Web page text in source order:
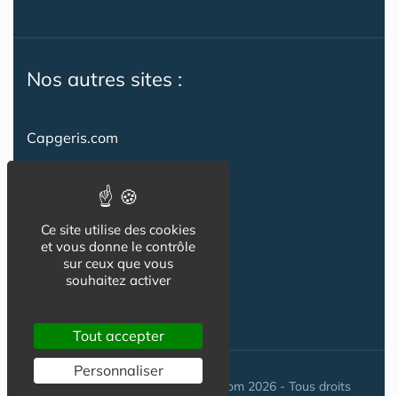
Nos autres sites :
Capgeris.com
Emploi-formation-sante.com
Seniorissimmo.com
Creche-et-naissance.com
© Maisons-et-poles-de-sante.com 2026 - Tous droits
Ce site utilise des cookies
et vous donne le contrôle
sur ceux que vous
souhaitez activer
Tout accepter
Personnaliser